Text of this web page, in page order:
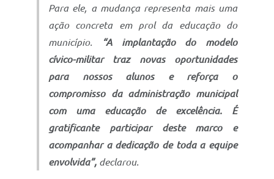
Para ele, a mudança representa mais uma
ação concreta em prol da educação do
município.
“A implantação do modelo
cívico-militar traz novas oportunidades
para nossos alunos e reforça o
compromisso da administração municipal
com uma educação de excelência. É
gratificante participar deste marco e
acompanhar a dedicação de toda a equipe
envolvida”, declarou.